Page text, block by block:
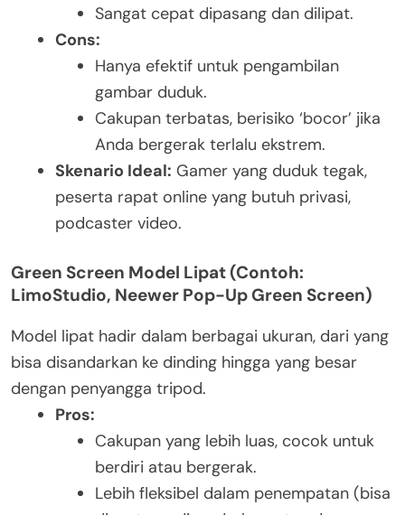
Sangat cepat dipasang dan dilipat.
Cons:
Hanya efektif untuk pengambilan
gambar duduk.
Cakupan terbatas, berisiko ‘bocor’ jika
Anda bergerak terlalu ekstrem.
Skenario Ideal: Gamer yang duduk tegak,
peserta rapat online yang butuh privasi,
podcaster video.
Green Screen Model Lipat (Contoh:
LimoStudio, Neewer Pop-Up Green Screen)
Model lipat hadir dalam berbagai ukuran, dari yang
bisa disandarkan ke dinding hingga yang besar
dengan penyangga tripod.
Pros:
Cakupan yang lebih luas, cocok untuk
berdiri atau bergerak.
Lebih fleksibel dalam penempatan (bisa